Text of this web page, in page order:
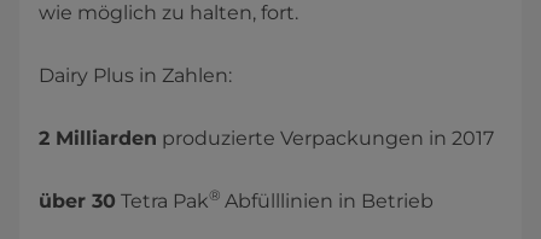
wie möglich zu halten, fort.
Dairy Plus in Zahlen:
2 Milliarden produzierte Verpackungen in 2017
über 30 Tetra Pak® Abfülllinien in Betrieb